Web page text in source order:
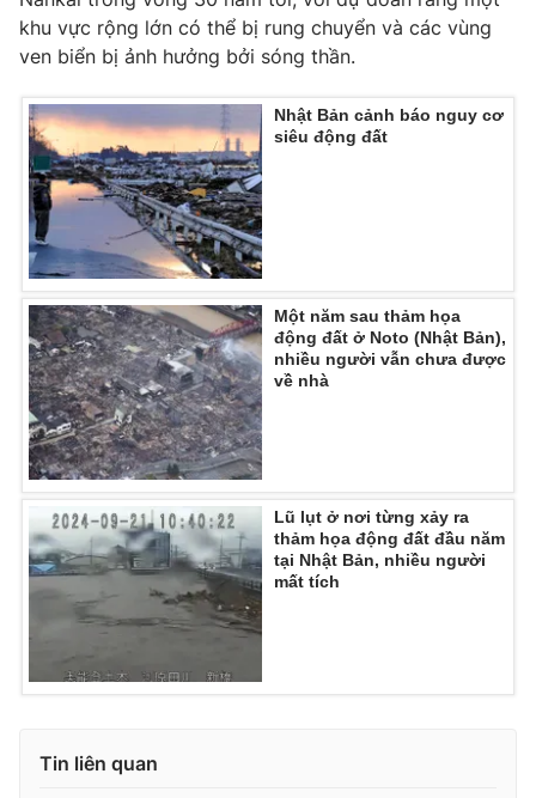
Ðiện thoại Thời báo VTV: 024.66 897 897
Email: toasoan@vtv.vn
® Cấm sao chép dưới mọi hình thức nếu không có sự chấp
thuận bằng văn bản. Ghi rõ nguồn VTV.vn khi phát hành lại
thông tin từ website này.
khu vực rộng lớn có thể bị rung chuyển và các vùng
ven biển bị ảnh hưởng bởi sóng thần.
Nhật Bản cảnh báo nguy cơ
siêu động đất
Một năm sau thảm họa
động đất ở Noto (Nhật Bản),
nhiều người vẫn chưa được
về nhà
Lũ lụt ở nơi từng xảy ra
thảm họa động đất đầu năm
tại Nhật Bản, nhiều người
mất tích
Tin liên quan